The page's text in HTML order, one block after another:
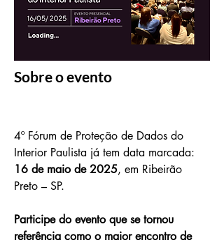
Sobre o evento
4º Fórum de Proteção de Dados do
Interior Paulista já tem data marcada:
16 de maio de 2025, em Ribeirão
Preto – SP.
Participe do evento que se tornou
referência como o maior encontro de